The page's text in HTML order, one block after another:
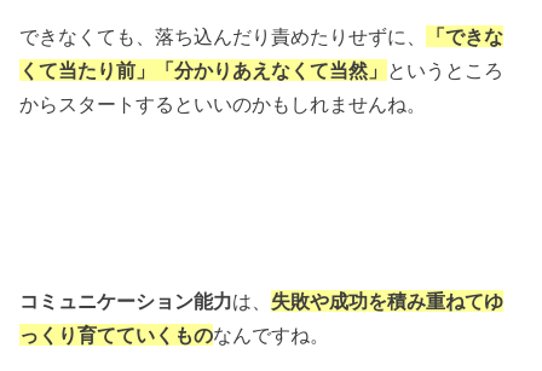
できなくても、落ち込んだり責めたりせずに、
「できな
くて当たり前」「分かりあえなくて当然」 というところ
からスタートするといいのかもしれませんね。
コミュニケーション能力は、 失敗や成功を積み重ねてゆ
っくり育てていくものなんですね。